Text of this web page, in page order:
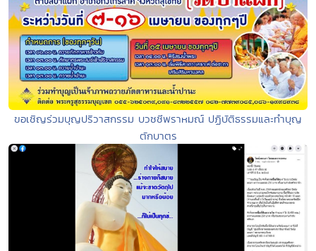
ขอเชิญร่วมบุญปริวาสกรรม บวชชีพราหมณ์ ปฏิบัติธรรมและทำบุญ
ตักบาตร